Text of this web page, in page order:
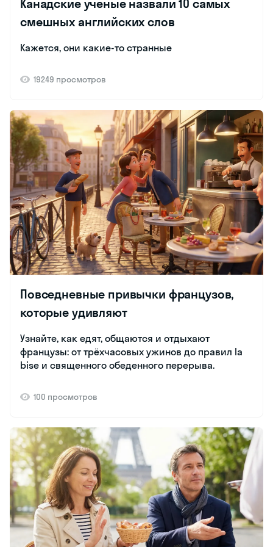
Канадские ученые назвали 10 самых
смешных английских слов
Кажется, они какие-то странные
19249 просмотров
Повседневные привычки французов,
которые удивляют
Узнайте, как едят, общаются и отдыхают
французы: от трёхчасовых ужинов до правил la
bise и священного обеденного перерыва.
100 просмотров